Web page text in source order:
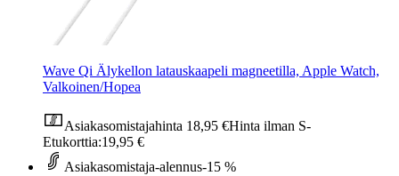
Wave Qi Älykellon latauskaapeli magneetilla, Apple Watch,
Valkoinen/Hopea
Asiakasomistajahinta 18,95 €Hinta ilman S-
Etukorttia:19,95 €
Asiakasomistaja-alennus-15 %